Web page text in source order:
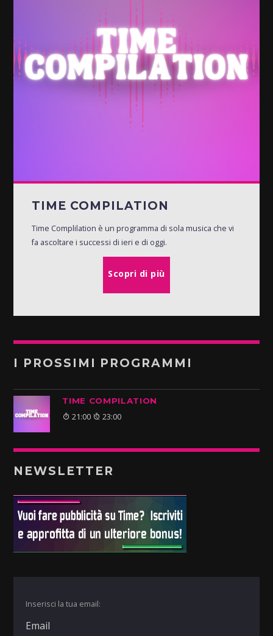
TIME COMPILATION
Time Complilation è un programma di sola musica che vi
fa ascoltare i successi di ieri e di oggi.
Scopri di più
I PROSSIMI PROGRAMMI
TIME COMPILATION
21:00 23:00
NEWSLETTER
Inserisci la tua email: